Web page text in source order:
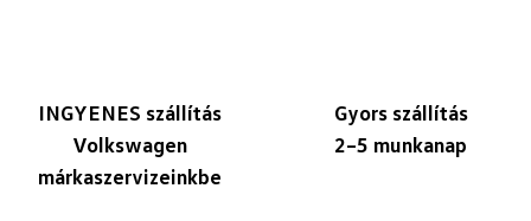
INGYENES szállítás
Volkswagen
márkaszervizeinkbe
Gyors szállítás
2–5 munkanap